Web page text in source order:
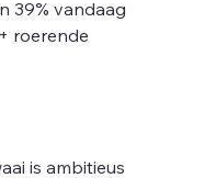
39% vandaag
roerende
is ambitieus